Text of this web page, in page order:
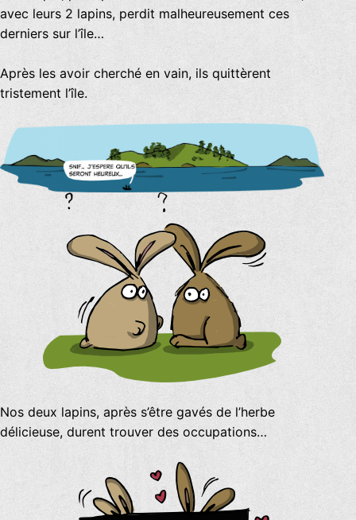
avec leurs 2 lapins, perdit malheureusement ces
derniers sur l’île…
Après les avoir cherché en vain, ils quittèrent
tristement l’île.
Nos deux lapins, après s’être gavés de l’herbe
délicieuse, durent trouver des occupations…